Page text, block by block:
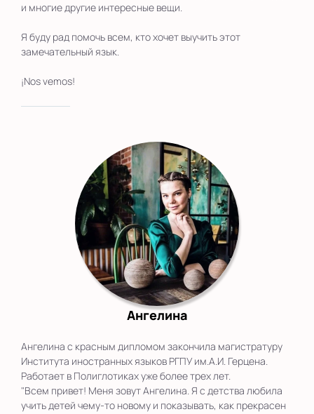
и многие другие интересные вещи.
Я буду рад помочь всем, кто хочет выучить этот
замечательный язык.
¡Nos vemos!
Ангелина
Ангелина с красным дипломом закончила магистратуру
Института иностранных языков РГПУ им.А.И. Герцена.
Работает в Полиглотиках уже более трех лет.
"Всем привет! Меня зовут Ангелина. Я с детства любила
учить детей чему-то новому и показывать, как прекрасен